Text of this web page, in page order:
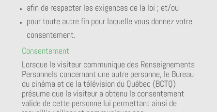
afin de respecter les exigences de la loi ; et/ou
pour toute autre fin pour laquelle vous donnez votre
consentement.
Consentement
Lorsque le visiteur communique des Renseignements
Personnels concernant une autre personne, le Bureau
du cinéma et de la télévision du Québec (BCTQ)
présume que le visiteur a obtenu le consentement
valide de cette personne lui permettant ainsi de